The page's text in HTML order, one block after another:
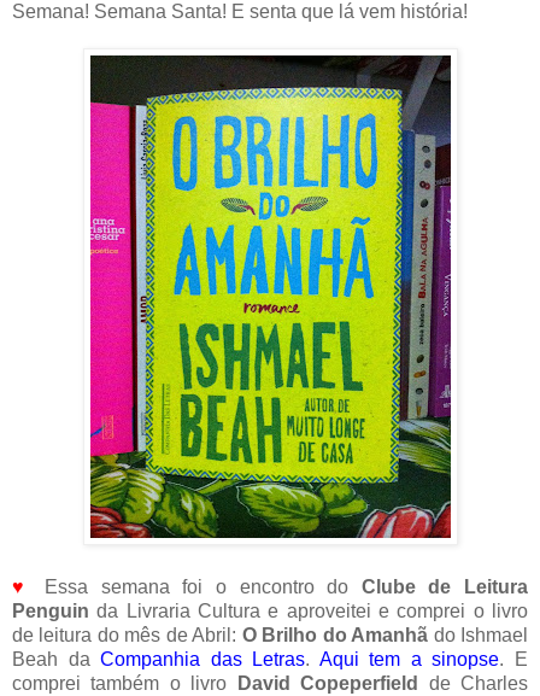
Semana! Semana Santa! E senta que lá vem história!
♥ Essa semana foi o encontro do Clube de Leitura
Penguin da Livraria Cultura e aproveitei e comprei o livro
de leitura do mês de Abril: O Brilho do Amanhã do Ishmael
Beah daCompanhia das Letras. Aqui tem a sinopse. E
comprei também o livro
David Copeperfield
de Charles